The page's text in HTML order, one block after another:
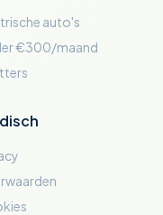
auto's
€300/maand